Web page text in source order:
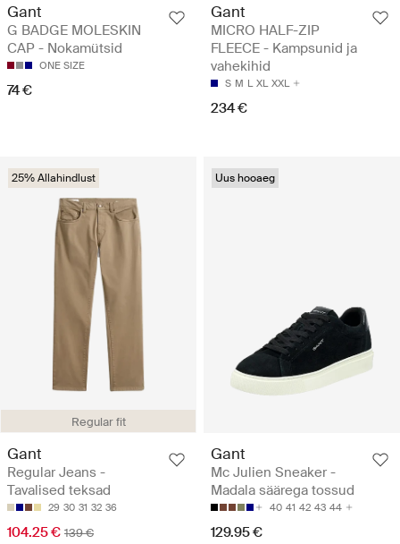
Gant
G BADGE MOLESKIN
CAP - Nokamütsid
ONE SIZE
74 €
Gant
MICRO HALF-ZIP
FLEECE - Kampsunid ja
vahekihid
S M L XL XXL
234 €
Regular fit
25% Allahindlust
Gant
Regular Jeans -
Tavalised teksad
29 30 31 32 36
104.25 € 139 €
Uus hooaeg
Gant
Mc Julien Sneaker -
Madala säärega tossud
40 41 42 43 44
129.95 €